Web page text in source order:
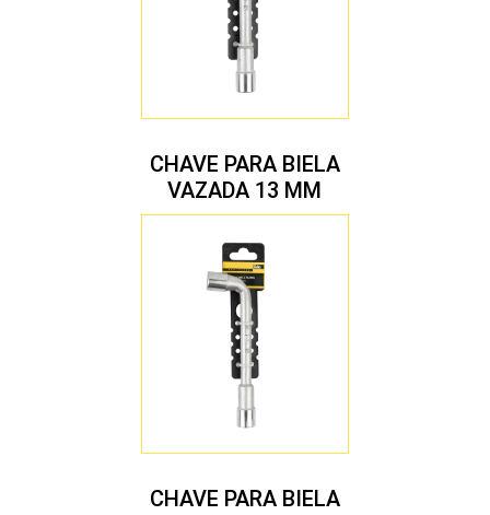
CHAVE PARA BIELA
VAZADA 13 MM
CHAVE PARA BIELA